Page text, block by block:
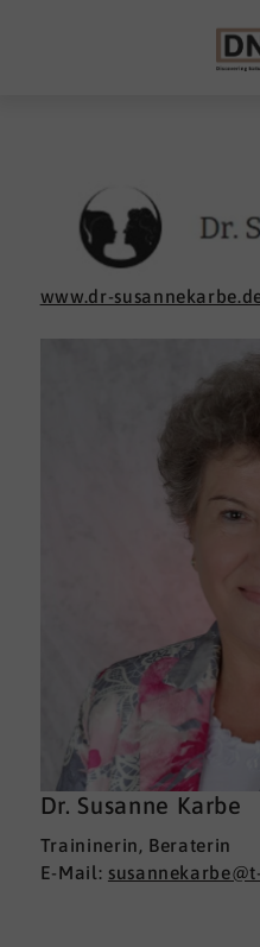
www.dr-
Dr. Susanne Karbe
Traininerin, Beraterin
E-Mail: